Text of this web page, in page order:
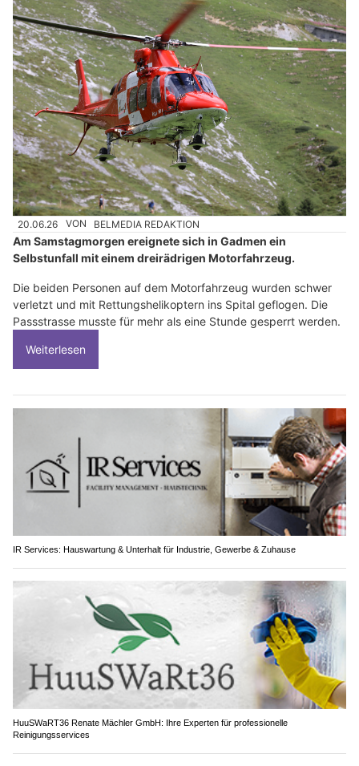
20.06.26 VON BELMEDIA REDAKTION
Am Samstagmorgen ereignete sich in Gadmen ein
Selbstunfall mit einem dreirädrigen Motorfahrzeug.
Die beiden Personen auf dem Motorfahrzeug wurden schwer
verletzt und mit Rettungshelikoptern ins Spital geflogen. Die
Passstrasse musste für mehr als eine Stunde gesperrt werden.
Weiterlesen
IR Services: Hauswartung & Unterhalt für Industrie, Gewerbe & Zuhause
HuuSWaRT36 Renate Mächler GmbH: Ihre Experten für professionelle
Reinigungsservices